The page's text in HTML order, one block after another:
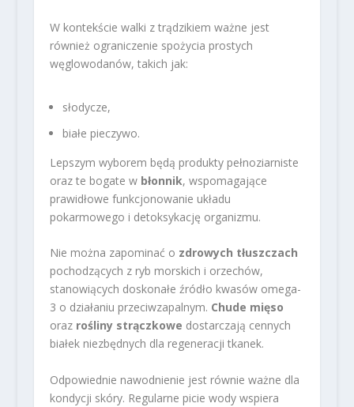
W kontekście walki z trądzikiem ważne jest
również ograniczenie spożycia prostych
węglowodanów, takich jak:
słodycze,
białe pieczywo.
Lepszym wyborem będą produkty pełnoziarniste
oraz te bogate w błonnik, wspomagające
prawidłowe funkcjonowanie układu
pokarmowego i detoksykację organizmu.
Nie można zapominać o zdrowych tłuszczach
pochodzących z ryb morskich i orzechów,
stanowiących doskonałe źródło kwasów omega-
3 o działaniu przeciwzapalnym. Chude mięso
oraz rośliny strączkowe dostarczają cennych
białek niezbędnych dla regeneracji tkanek.
Odpowiednie nawodnienie jest równie ważne dla
kondycji skóry. Regularne picie wody wspiera